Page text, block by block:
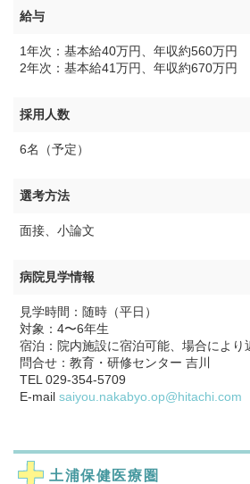
給与
1年次：基本給40万円、年収約560万円
2年次：基本給41万円、年収約670万円
採用人数
6名（予定）
選考方法
面接、小論文
病院見学情報
見学時間：随時（平日）
対象：4〜6年生
宿泊：院内施設に宿泊可能、場合により
問合せ：教育・研修センター 吉川
TEL 029-354-5709
E-mail saiyou.nakabyo.op@hitachi.com
土浦保健医療圏